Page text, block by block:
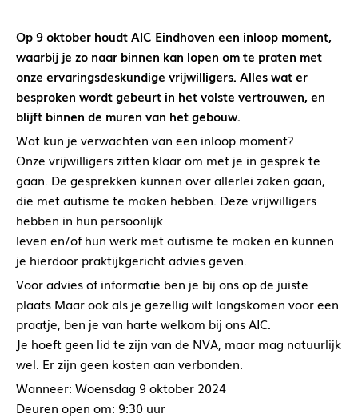
Op 9 oktober houdt AIC Eindhoven een inloop moment,
waarbij je zo naar binnen kan lopen om te praten met
onze ervaringsdeskundige vrijwilligers. Alles wat er
besproken wordt gebeurt in het volste vertrouwen, en
blijft binnen de muren van het gebouw.
Wat kun je verwachten van een inloop moment?
Onze vrijwilligers zitten klaar om met je in gesprek te
gaan. De gesprekken kunnen over allerlei zaken gaan,
die met autisme te maken hebben. Deze vrijwilligers
hebben in hun persoonlijk
leven en/of hun werk met autisme te maken en kunnen
je hierdoor praktijkgericht advies geven.
Voor advies of informatie ben je bij ons op de juiste
plaats Maar ook als je gezellig wilt langskomen voor een
praatje, ben je van harte welkom bij ons AIC.
Je hoeft geen lid te zijn van de NVA, maar mag natuurlijk
wel. Er zijn geen kosten aan verbonden.
Wanneer: Woensdag 9 oktober 2024
Deuren open om: 9:30 uur